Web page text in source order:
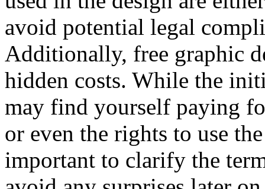
avoid potential legal
Additionally, free graphic
hidden costs. While the
may find yourself paying
or even the rights to use
important to clarify the